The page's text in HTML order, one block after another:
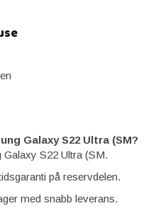
Galaxy S22 Ultra (SM?
S22 Ultra (SM.
på reservdelen.
med snabb leverans.